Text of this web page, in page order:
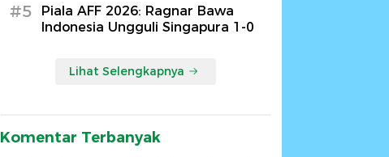
#5
Piala AFF 2026: Ragnar Bawa
Indonesia Ungguli Singapura 1-0
Lihat Selengkapnya
Komentar Terbanyak